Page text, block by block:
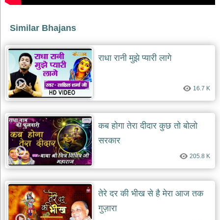
भक्ति
patriotic
bhajans
खाटू
श्याम
भजन
khatu
bhajans
रानी
सती
दादी
भजन
rani
dadi
bhajans
बावा
लाल
Similar Bhajans
राधा रानी मुझे प्यारी लागे
16.7 K
कब होगा तेरा दीदार कुछ तो बोलो
सरकार
205.8 K
तेरे दर की भीख से है मेरा आज तक
गुज़ारा